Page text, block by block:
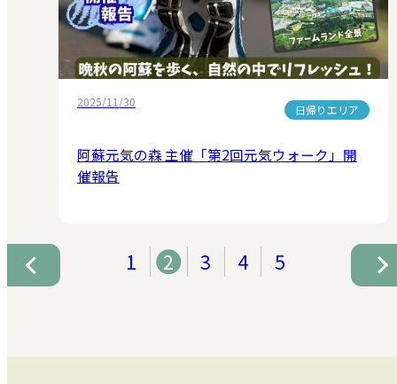
2025/11/30
日帰りエリア
阿蘇元気の森 主催「第2回元気ウォーク」開
催報告
1 2 3 4 5